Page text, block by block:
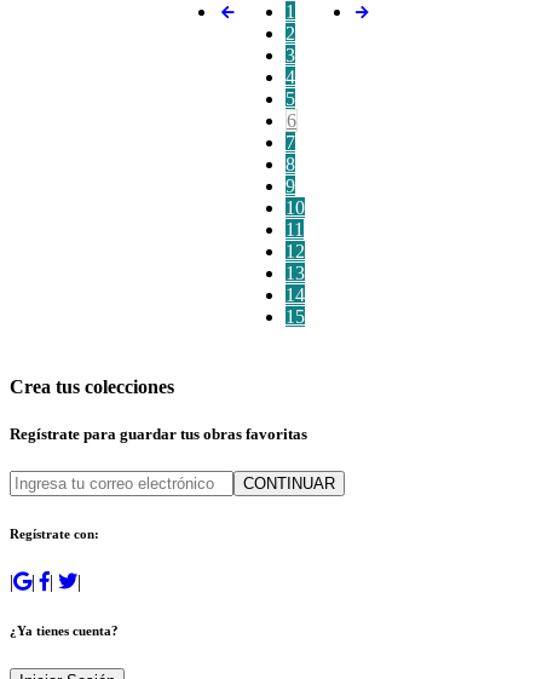
1
2
3
4
5
6
7
8
9
10
11
12
13
14
15
Crea tus colecciones
Regístrate para guardar tus obras favoritas
CONTINUAR
Regístrate con:
| | | |
¿Ya tienes cuenta?